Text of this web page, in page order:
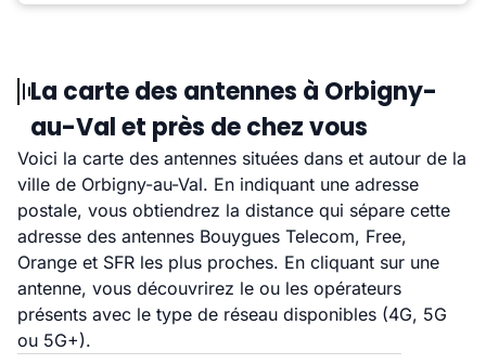
La carte des antennes à Orbigny-
au-Val et près de chez vous
Voici la carte des antennes situées dans et autour de la
ville de Orbigny-au-Val. En indiquant une adresse
postale, vous obtiendrez la distance qui sépare cette
adresse des antennes Bouygues Telecom, Free,
Orange et SFR les plus proches. En cliquant sur une
antenne, vous découvrirez le ou les opérateurs
présents avec le type de réseau disponibles (4G, 5G
ou 5G+).